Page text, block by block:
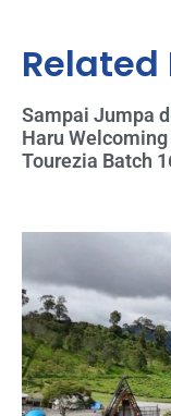
Related
Sampai Jumpa
Haru
Tourezia Batch